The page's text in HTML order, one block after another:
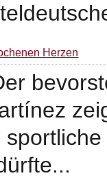
Herzen